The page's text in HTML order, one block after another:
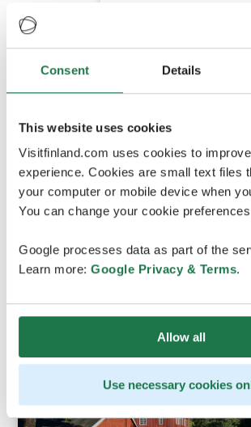
Consent Details
This website uses cookies
Visitfinland.com uses cookies to
experience. Cookies are small text files
your computer or mobile device when
You can change your cookie
Google processes data as part of the
Learn more: Google Privacy & Terms.
Allow all
Use necessary cookies
Mustasaari
L'archipel de
patrimoine mondial